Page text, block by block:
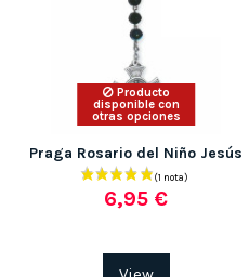
Producto
disponible con
otras opciones
Praga Rosario del Niño Jesús
6,95 €